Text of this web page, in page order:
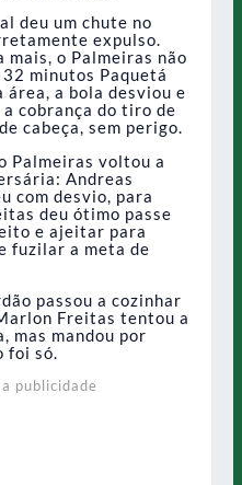
deu um chute no
expulso.
mais, o Palmeiras não
minutos Paquetá
a bola desviou e
cobrança do tiro de
cabeça, sem perigo.
Palmeiras voltou a
Andreas
com desvio, para
deu ótimo passe
e ajeitar para
fuzilar a meta de
passou a cozinhar
Freitas tentou a
mas mandou por
foi só.
publicidade